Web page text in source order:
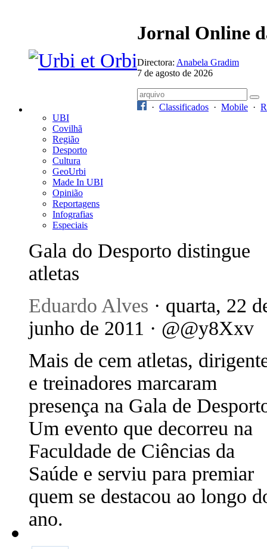
Jornal Online
Directora: Anabela Gradim
7 de agosto de 2026
· Classificados · Mobile ·
UBI
Covilhã
Região
Desporto
Cultura
GeoUrbi
Made In UBI
Opinião
Reportagens
Infografias
Especiais
Gala do Desporto distingue
atletas
Eduardo Alves · quarta, 22
junho de 2011 · @@y8Xxv
Mais de cem atletas,
e treinadores marcaram
presença na Gala de
Um evento que decorreu na
Faculdade de Ciências da
Saúde e serviu para premiar
quem se destacou ao longo
ano.